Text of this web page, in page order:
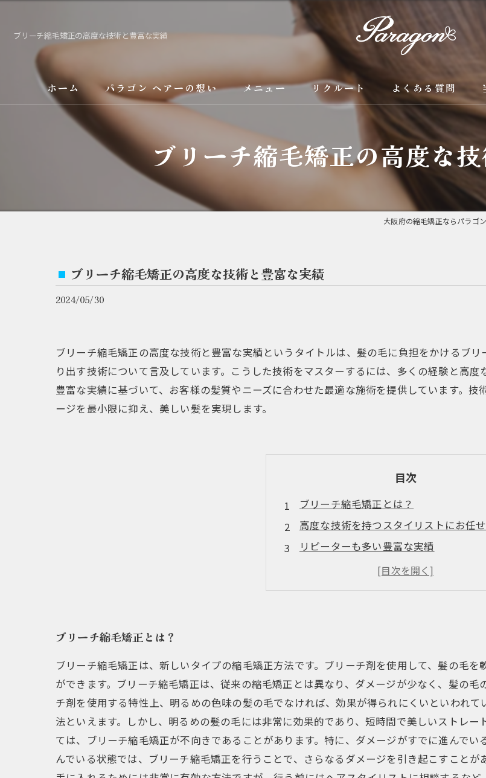
ブリーチ縮毛矯正の高度な技術と豊富な実績
ホーム パラゴン ヘアーの想い
サービス
メニュー リクルート よくある質問
ブリーチ縮毛矯正の高度な
大阪府の縮毛矯正ならパラゴ
ブリーチ縮毛矯正の高度な技術と豊富な実績
2024/05/30
ブリーチ縮毛矯正の高度な技術と豊富な実績というタイトルは、髪の毛に負担をかけるブ
り出す技術について言及しています。こうした技術をマスターするには、多くの経験と高
豊富な実績に基づいて、お客様の髪質やニーズに合わせた最適な施術を提供しています。
ージを最小限に抑え、美しい髪を実現します。
目次
ブリーチ縮毛矯正とは？
高度な技術を持つスタイリストにお任せ
リピーターも多い豊富な実績
髪のダメージを最小限に抑えた施術方法
ナチュラルな仕上がりが大好評！
ブリーチ縮毛矯正とは？
ブリーチ縮毛矯正は、新しいタイプの縮毛矯正方法です。ブリーチ剤を使用して、髪の毛
ができます。ブリーチ縮毛矯正は、従来の縮毛矯正とは異なり、ダメージが少なく、髪の
チ剤を使用する特性上、明るめの色味の髪の毛でなければ、効果が得られにくいといわれ
法といえます。しかし、明るめの髪の毛には非常に効果的であり、短時間で美しいストレ
ては、ブリーチ縮毛矯正が不向きであることがあります。特に、ダメージがすでに進んで
んでいる状態では、ブリーチ縮毛矯正を行うことで、さらなるダメージを引き起こすこと